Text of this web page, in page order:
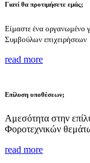
Γιατί θα προτιμήσετε εμάς;
Είμαστε ένα οργανωμένο
Συμβούλων επιχειρήσεων
read more
Επίλυση υποθέσεων;
Αμεσότητα στην
Φοροτεχνικών
read more